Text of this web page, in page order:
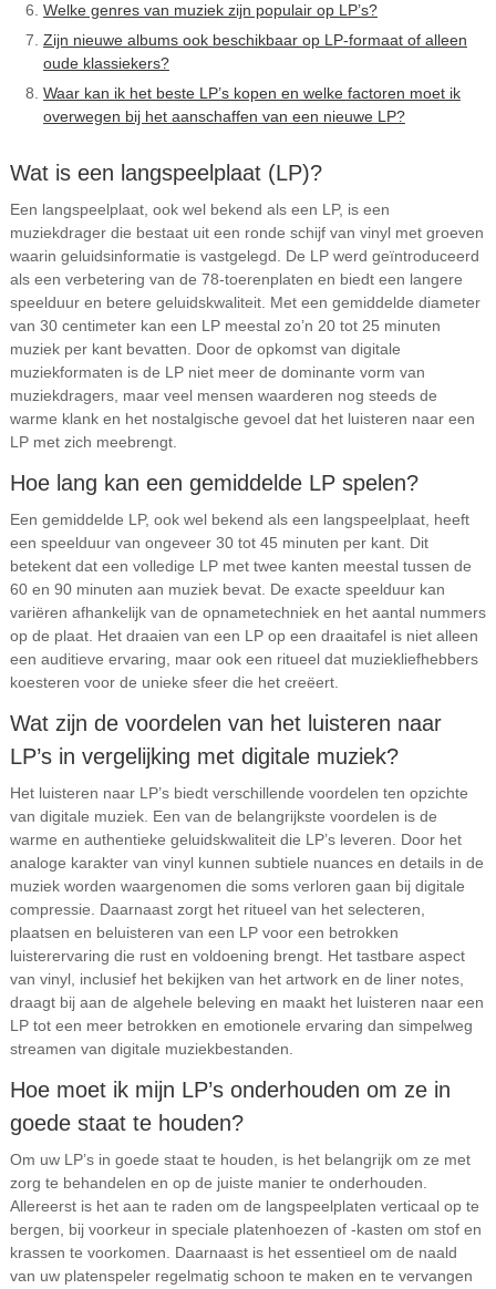
Welke genres van muziek zijn populair op LP’s?
Zijn nieuwe albums ook beschikbaar op LP-formaat of alleen
oude klassiekers?
Waar kan ik het beste LP’s kopen en welke factoren moet ik
overwegen bij het aanschaffen van een nieuwe LP?
Wat is een langspeelplaat (LP)?
Een langspeelplaat, ook wel bekend als een LP, is een
muziekdrager die bestaat uit een ronde schijf van vinyl met groeven
waarin geluidsinformatie is vastgelegd. De LP werd geïntroduceerd
als een verbetering van de 78-toerenplaten en biedt een langere
speelduur en betere geluidskwaliteit. Met een gemiddelde diameter
van 30 centimeter kan een LP meestal zo’n 20 tot 25 minuten
muziek per kant bevatten. Door de opkomst van digitale
muziekformaten is de LP niet meer de dominante vorm van
muziekdragers, maar veel mensen waarderen nog steeds de
warme klank en het nostalgische gevoel dat het luisteren naar een
LP met zich meebrengt.
Hoe lang kan een gemiddelde LP spelen?
Een gemiddelde LP, ook wel bekend als een langspeelplaat, heeft
een speelduur van ongeveer 30 tot 45 minuten per kant. Dit
betekent dat een volledige LP met twee kanten meestal tussen de
60 en 90 minuten aan muziek bevat. De exacte speelduur kan
variëren afhankelijk van de opnametechniek en het aantal nummers
op de plaat. Het draaien van een LP op een draaitafel is niet alleen
een auditieve ervaring, maar ook een ritueel dat muziekliefhebbers
koesteren voor de unieke sfeer die het creëert.
Wat zijn de voordelen van het luisteren naar
LP’s in vergelijking met digitale muziek?
Het luisteren naar LP’s biedt verschillende voordelen ten opzichte
van digitale muziek. Een van de belangrijkste voordelen is de
warme en authentieke geluidskwaliteit die LP’s leveren. Door het
analoge karakter van vinyl kunnen subtiele nuances en details in de
muziek worden waargenomen die soms verloren gaan bij digitale
compressie. Daarnaast zorgt het ritueel van het selecteren,
plaatsen en beluisteren van een LP voor een betrokken
luisterervaring die rust en voldoening brengt. Het tastbare aspect
van vinyl, inclusief het bekijken van het artwork en de liner notes,
draagt bij aan de algehele beleving en maakt het luisteren naar een
LP tot een meer betrokken en emotionele ervaring dan simpelweg
streamen van digitale muziekbestanden.
Hoe moet ik mijn LP’s onderhouden om ze in
goede staat te houden?
Om uw LP’s in goede staat te houden, is het belangrijk om ze met
zorg te behandelen en op de juiste manier te onderhouden.
Allereerst is het aan te raden om de langspeelplaten verticaal op te
bergen, bij voorkeur in speciale platenhoezen of -kasten om stof en
krassen te voorkomen. Daarnaast is het essentieel om de naald
van uw platenspeler regelmatig schoon te maken en te vervangen